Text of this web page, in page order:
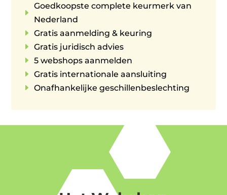
E
Goedkoopste complete keurmerk van
Nederland
E Gratis aanmelding & keuring
E Gratis juridisch advies
E 5 webshops aanmelden
E Gratis internationale aansluiting
E Onafhankelijke geschillenbeslechting